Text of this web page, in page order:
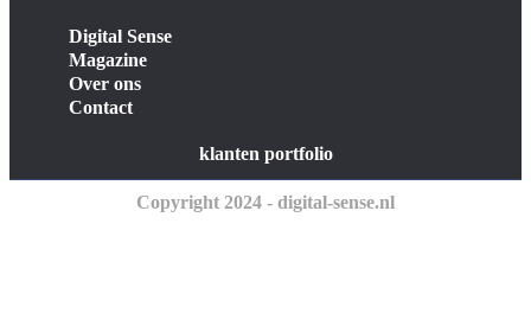
Digital Sense
Magazine
Over ons
Contact
klanten portfolio
Copyright 2024 - digital-sense.nl